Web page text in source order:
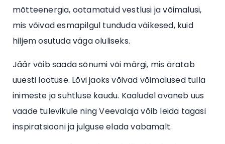
mõtteenergia, ootamatuid vestlusi ja võimalusi,
mis võivad esmapilgul tunduda väikesed, kuid
hiljem osutuda väga oluliseks.
Jäär võib saada sõnumi või märgi, mis äratab
uuesti lootuse. Lõvi jaoks võivad võimalused tulla
inimeste ja suhtluse kaudu. Kaaludel avaneb uus
vaade tulevikule ning Veevalaja võib leida tagasi
inspiratsiooni ja julguse elada vabamalt.